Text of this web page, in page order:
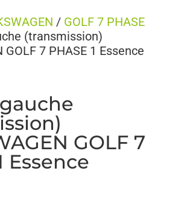
/ GOLF 7 PHASE
(transmission)
GOLF 7 PHASE 1 Essence
GOLF 7
Essence